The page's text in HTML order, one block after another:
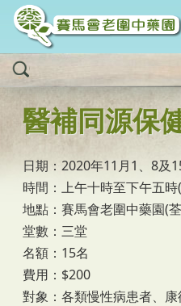
移至主內容
醫補同源保
日期：2020年11月1、8及
時間：上午十時至下午五
地點：賽馬會老圍中藥園(
堂數：三堂
名額：15名
費用：$200
對象：各類慢性病患者、